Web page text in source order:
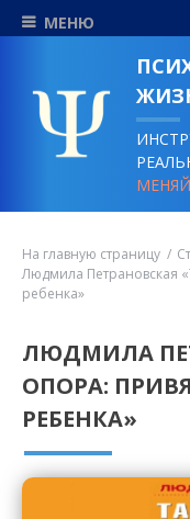
МЕНЮ
На главную страницу
Людмила Петрановская
ребенка»
ЛЮДМИЛА
ОПОРА:
РЕБЕНКА»